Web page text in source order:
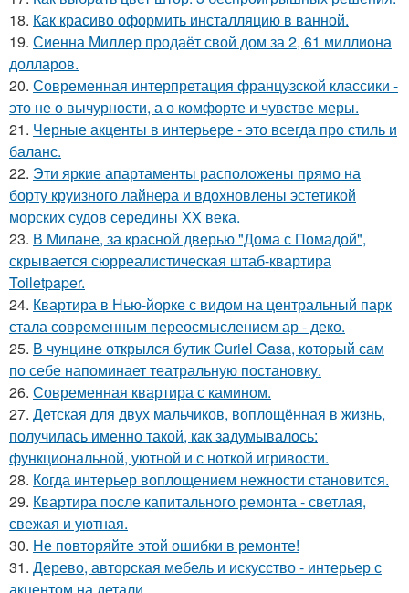
18. Как красиво оформить инсталляцию в ванной.
19. Сиенна Миллер продаёт свой дом за 2, 61 миллиона
долларов.
20. Современная интерпретация французской классики -
это не о вычурности, а о комфорте и чувстве меры.
21. Черные акценты в интерьере - это всегда про стиль и
баланс.
22. Эти яркие апартаменты расположены прямо на
борту круизного лайнера и вдохновлены эстетикой
морских судов середины XX века.
23. В Милане, за красной дверью "Дома с Помадой",
скрывается сюрреалистическая штаб-квартира
Toiletpaper.
24. Квартира в Нью-йорке с видом на центральный парк
стала современным переосмыслением ар - деко.
25. В чунцине открылся бутик Curiel Casa, который сам
по себе напоминает театральную постановку.
26. Современная квартира с камином.
27. Детская для двух мальчиков, воплощённая в жизнь,
получилась именно такой, как задумывалось:
функциональной, уютной и с ноткой игривости.
28. Когда интерьер воплощением нежности становится.
29. Квартира после капитального ремонта - светлая,
свежая и уютная.
30. Не повторяйте этой ошибки в ремонте!
31. Дерево, авторская мебель и искусство - интерьер с